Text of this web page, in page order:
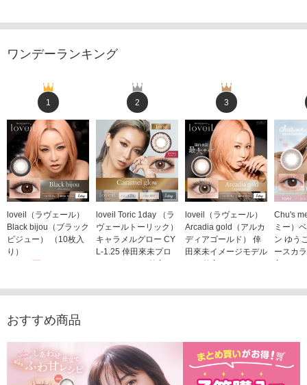
ワンデーランキング
1
loveil（ラヴェール）
Black bijou（ブラック
ビジュー） （10枚入
り）
2
loveil Toric 1day （ラ
ヴェールトーリック）
キャラメルグロー CY
L-1.25 倖田來未プロ
1,760円(税込)
3
loveil（ラヴェール）
Arcadia gold（アルカ
ディアゴールド） 倖
田來未イメージモデル
Chu's
ミー）
ン ゆう
ースカ
おすすめ商品